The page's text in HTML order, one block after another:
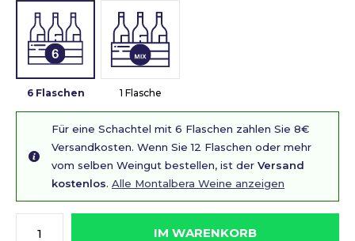
6 Flaschen 1 Flasche
Für eine Schachtel mit 6 Flaschen zahlen Sie 8€
Versandkosten. Wenn Sie 12 Flaschen oder mehr
vom selben Weingut bestellen, ist der Versand
kostenlos. Alle Montalbera Weine anzeigen
IM WARENKORB